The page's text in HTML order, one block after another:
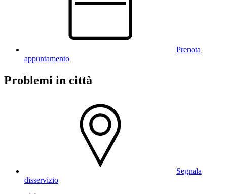
Prenota
appuntamento
Problemi in città
Segnala
disservizio